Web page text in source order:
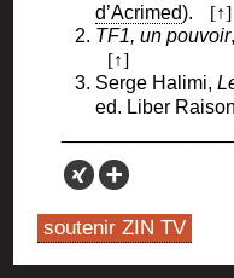
d’Acrimed).
TF1, un pou­voir
Serge Hali­mi,
ed. Liber
soutenir ZIN TV